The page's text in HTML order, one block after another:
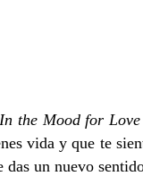
In the Mood for Love
vida y que te
un nuevo